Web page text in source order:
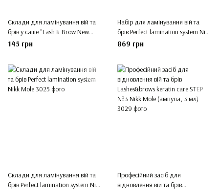
Склади для ламінування вій та
брів у саше "Lash & Brow New
Look" Lendi
145 грн
Набір для ламінування вій та
брів Perfect lamination system Nikk
Mole
869 грн
Склади для ламінування вій та
брів Perfect lamination system Nikk
Професійний засіб для
відновлення вій та брів